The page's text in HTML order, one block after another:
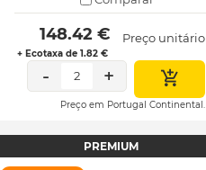
148.42 €
+ Ecotaxa de 1.82 €
Preço unitário
- 2 +
Preço em Portugal Continental.
PREMIUM